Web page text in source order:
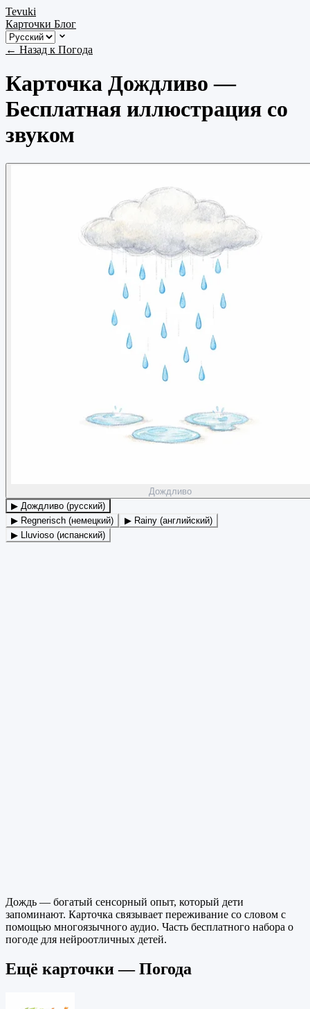
Tevuki
Карточки Блог
← Назад к Погода
Карточка Дождливо —
Бесплатная иллюстрация со
звуком
Дождливо
▶ Дождливо (русский)
▶ Regnerisch (немецкий)
▶ Rainy (английский)
▶ Lluvioso (испанский)
Дождь — богатый сенсорный опыт, который дети
запоминают. Карточка связывает переживание со словом с
помощью многоязычного аудио. Часть бесплатного набора о
погоде для нейроотличных детей.
Ещё карточки — Погода